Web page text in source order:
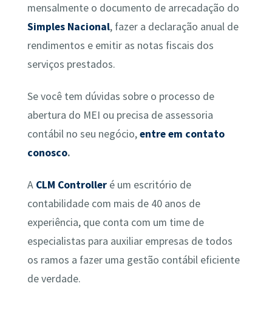
mensalmente o documento de arrecadação do
Simples Nacional, fazer a declaração anual de
rendimentos e emitir as notas fiscais dos
serviços prestados.
Se você tem dúvidas sobre o processo de
abertura do MEI ou precisa de assessoria
contábil no seu negócio,entre em contato
conosco.
A CLM Controlleré um escritório de
contabilidade com mais de 40 anos de
experiência, que conta com um time de
especialistas para auxiliar empresas de todos
os ramos a fazer uma gestão contábil eficiente
de verdade.